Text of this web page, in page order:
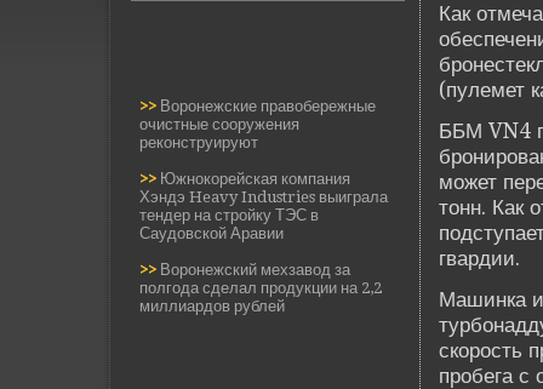
>> Воронежские правобережные
очистные сооружения
реконструируют
>> Южнокорейская компания
Хэндэ Heavy Industries выиграла
тендер на стройку ТЭС в
Саудовской Аравии
>> Воронежский мехзавод за
полгода сделал продукции на 2,2
миллиардов рублей
Как
(пулемет
ББМ VN4
может
тонн. Как
гвардии.
Машинка
скорость
пробега с